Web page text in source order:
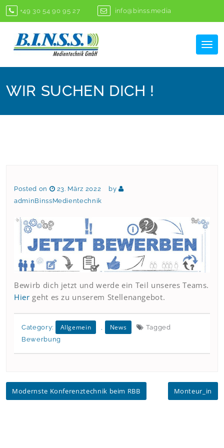
Skip
to
+49 30 54 90 95 27 info@binss.media
WIR SUCHEN DICH !
Posted on 23. März 2022
by
adminBinssMedientechnik
Bewirb dich jetzt und werde ein Teil unseres Teams.
Hier geht es zu unserem Stellenangebot.
Category: Allgemein , News
Tagged
Bewerbung
Beitragsnavigation
Modernste Konferenztechnik beim RBB Monteur_in